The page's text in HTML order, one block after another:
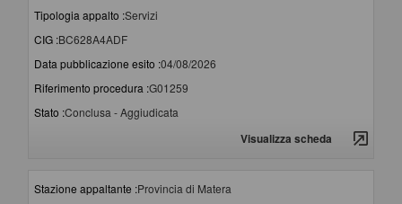
Tipologia appalto :Servizi
CIG :BC628A4ADF
Data pubblicazione esito :04/08/2026
Riferimento procedura :G01259
Stato :Conclusa - Aggiudicata
Visualizza scheda
Stazione appaltante :Provincia di Matera